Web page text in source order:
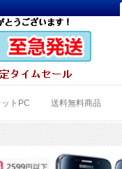
トPC 送料無料商品